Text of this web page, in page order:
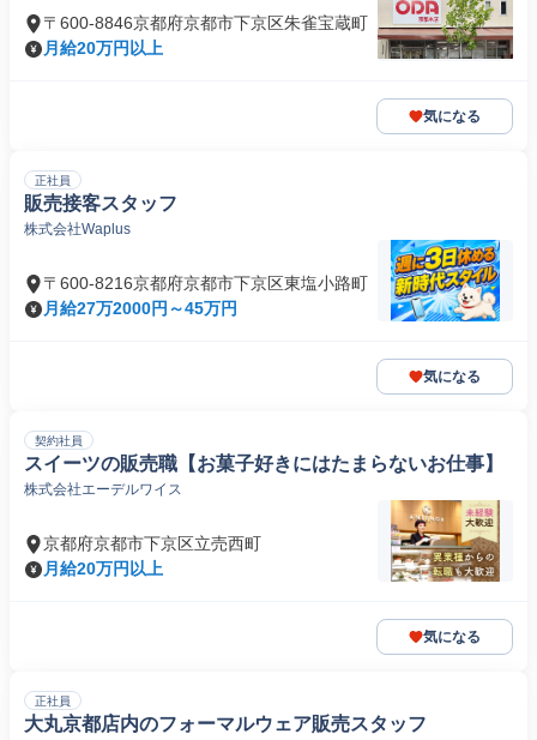
〒600-8846京都府京都市下京区朱雀宝蔵町
月給20万円以上
気になる
正社員
販売接客スタッフ
株式会社Waplus
〒600-8216京都府京都市下京区東塩小路町
月給27万2000円～45万円
気になる
契約社員
スイーツの販売職【お菓子好きにはたまらないお仕事】
株式会社エーデルワイス
京都府京都市下京区立売西町
月給20万円以上
気になる
正社員
大丸京都店内のフォーマルウェア販売スタッフ